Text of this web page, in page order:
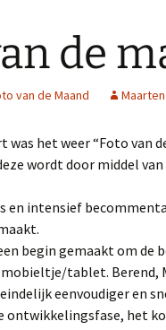
de
van de Maand
was het weer “Foto van
wordt door middel
en intensief
begin gemaakt om
tablet. Berend,
eenvoudiger en
ontwikkelingsfase, het